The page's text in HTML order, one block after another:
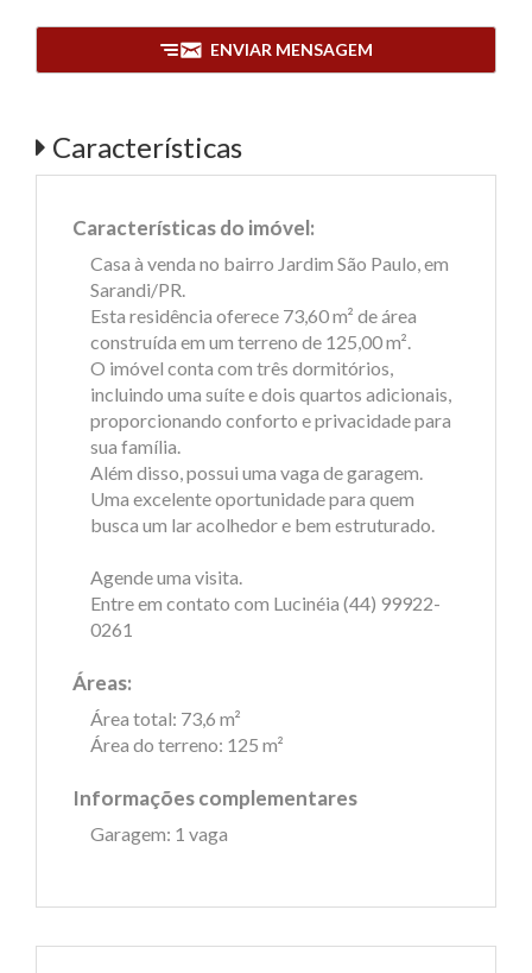
ENVIAR MENSAGEM
Características
Características do imóvel:
Casa à venda no bairro Jardim São Paulo, em
Sarandi/PR.
Esta residência oferece 73,60 m² de área
construída em um terreno de 125,00 m².
O imóvel conta com três dormitórios,
incluindo uma suíte e dois quartos adicionais,
proporcionando conforto e privacidade para
sua família.
Além disso, possui uma vaga de garagem.
Uma excelente oportunidade para quem
busca um lar acolhedor e bem estruturado.
Agende uma visita.
Entre em contato com Lucinéia (44) 99922-
0261
Áreas:
Área total: 73,6 m²
Área do terreno: 125 m²
Informações complementares
Garagem: 1 vaga